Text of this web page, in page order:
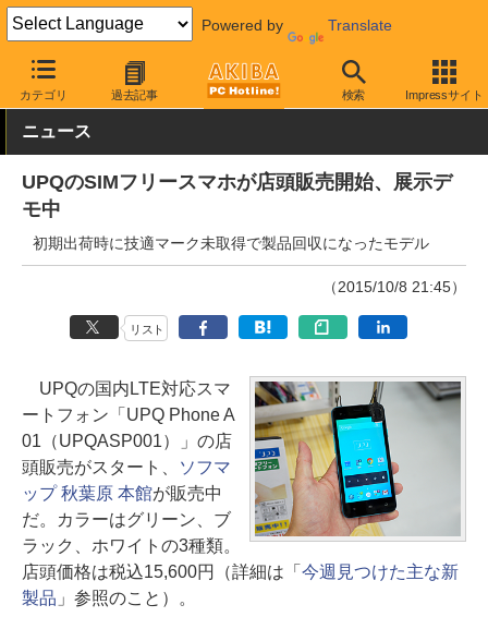
Powered by Translate
カテゴリ 過去記事 検索 Impressサイト
AKIBA PC Hotline! モバイル スマートフォン SIMフリースマー
ニュース
UPQのSIMフリースマホが店頭販売開始、展示デ
モ中
初期出荷時に技適マーク未取得で製品回収になったモデル
（2015/10/8 21:45）
リスト
UPQの国内LTE対応スマ
ートフォン「UPQ Phone A
01（UPQASP001）」の店
頭販売がスタート、
ソフマ
ップ 秋葉原 本館が販売中
だ。カラーはグリーン、ブ
ラック、ホワイトの3種類。
店頭価格は税込15,600円（詳細は「 今週見つけた主な新
製品 」参照のこと）。